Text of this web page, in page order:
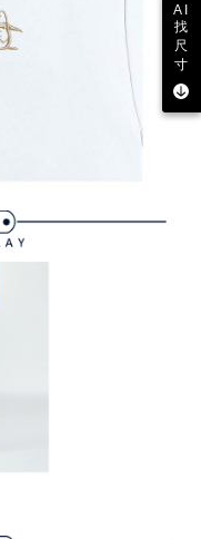
AI
找
尺
寸